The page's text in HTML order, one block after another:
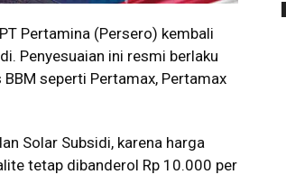
Pertamina (Persero) kembali
Penyesuaian ini resmi berlaku
seperti Pertamax, Pertamax
Solar Subsidi, karena harga
tetap dibanderol Rp 10.000 per